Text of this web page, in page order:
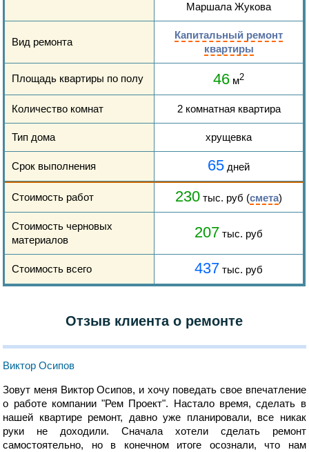
Маршала Жукова
Вид ремонта
Капитальный ремонт
квартиры
Площадь квартиры по полу 46 м2
Количество комнат 2 комнатная квартира
Тип дома хрущевка
Срок выполнения 65 дней
Стоимость работ 230 тыс. руб (смета)
Стоимость черновых
материалов
207 тыс. руб
Стоимость всего 437 тыс. руб
Отзыв клиента о ремонте
Виктор Осипов
Зовут меня Виктор Осипов, и хочу поведать свое впечатление
о работе компании "Рем Проект". Настало время, сделать в
нашей квартире ремонт, давно уже планировали, все никак
руки не доходили. Сначала хотели сделать ремонт
самостоятельно, но в конечном итоге осознали, что нам